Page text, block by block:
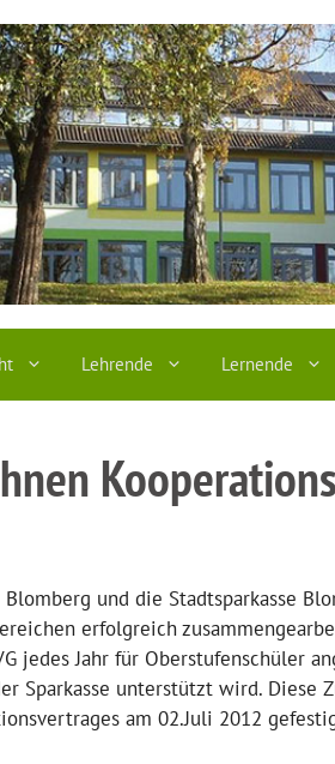
Lehrende Lernende
Blomberg und die Stadtsparkasse
erfolgreich
jedes Jahr für Oberstufenschüler
Sparkasse unterstützt wird. Diese
am 02.Juli 2012